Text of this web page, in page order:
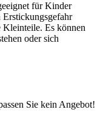
für Kinder
Erstickungsgefahr
Kleinteile. Es können
oder sich
Sie kein Angebot!